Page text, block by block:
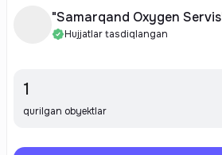
"Samarqand Oxygen
Hujjatlar tasdiqlangan
1
qurilgan obyektlar